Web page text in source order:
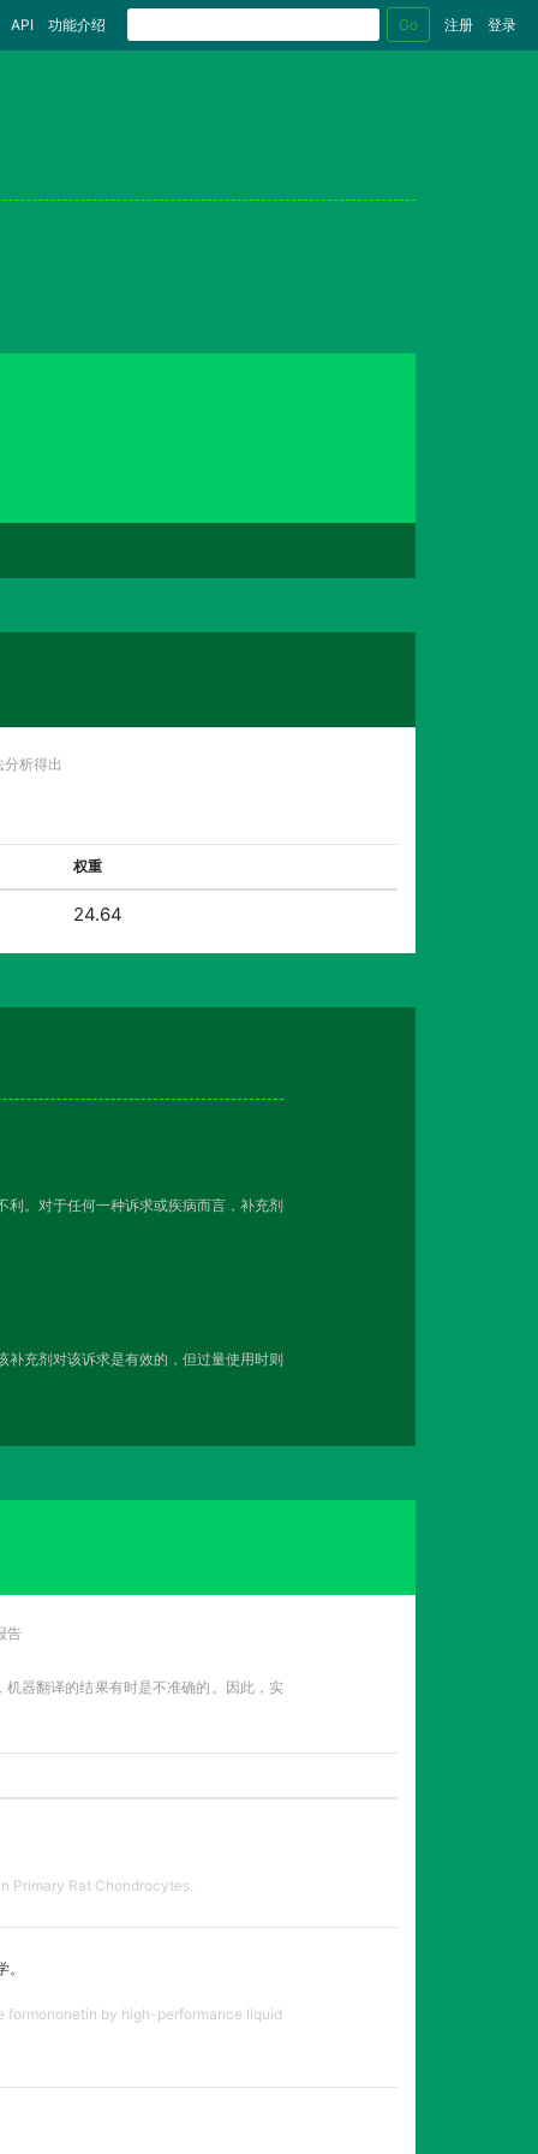
API 功能介绍 Go 注册 登录
析得出
权重
24.64
利。对于任何一种诉求或疾病而言，补充剂
补充剂对该诉求是有效的，但过量使用时则
告
器翻译的结果有时是不准确的。因此，实
Primary Rat Chondrocytes.
by high-performance liquid